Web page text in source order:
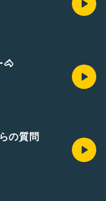
🐴
の質問